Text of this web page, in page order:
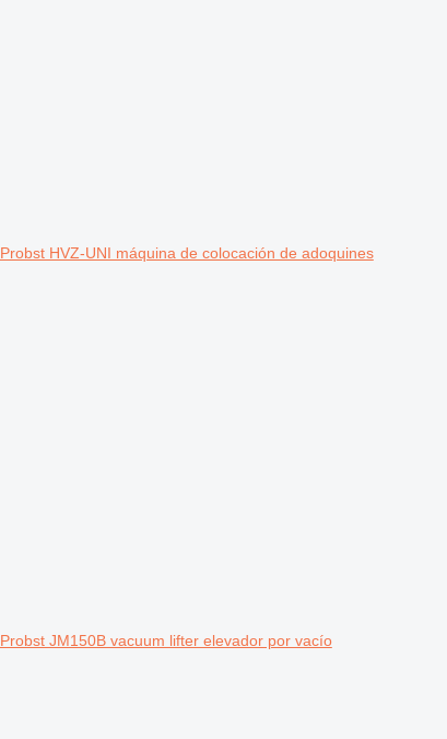
Probst HVZ-UNI máquina de colocación de adoquines
Probst JM150B vacuum lifter elevador por vacío